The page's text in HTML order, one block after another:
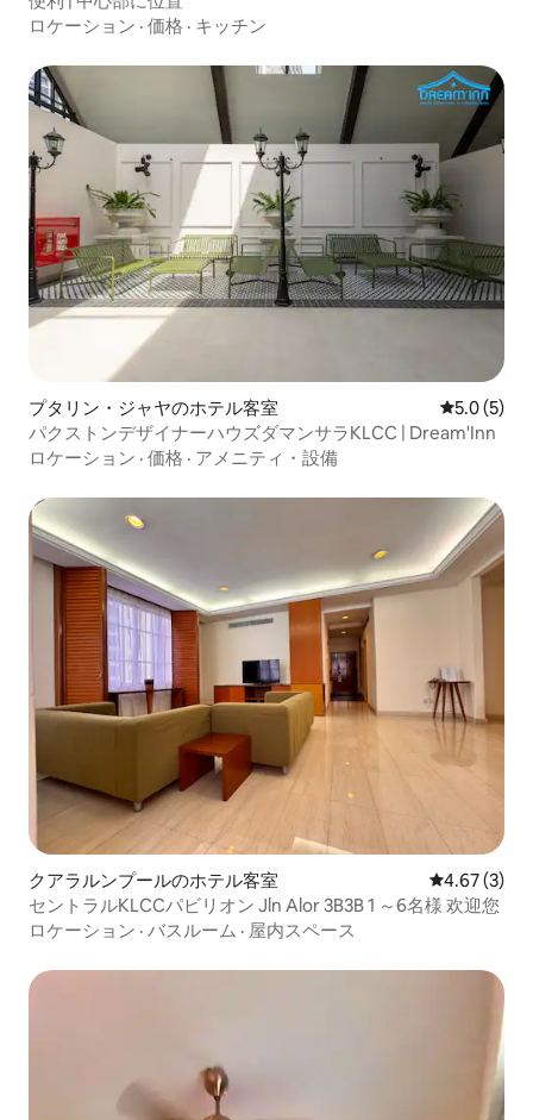
ロケーション · 価格 · キッチン
プタリン・ジャヤのホテル客室 レビュー5
5.0 (5)
パクストンデザイナーハウズダマンサラKLCC | Dream'Inn
ロケーション · 価格 · アメニティ・設備
クアラルンプールのホテル客室 レビュー3
4.67 (3)
セントラルKLCCパビリオン Jln Alor 3B3B 1 ～6名様 欢迎您
ロケーション · バスルーム · 屋内スペース